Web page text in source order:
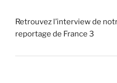
Retrouvez l’interview de
reportage de France 3